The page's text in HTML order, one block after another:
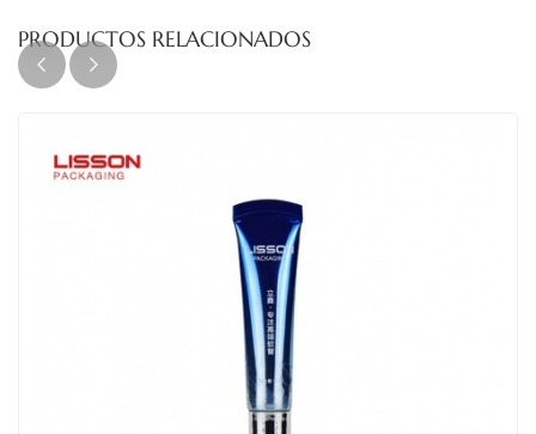
PRODUCTOS RELACIONADOS